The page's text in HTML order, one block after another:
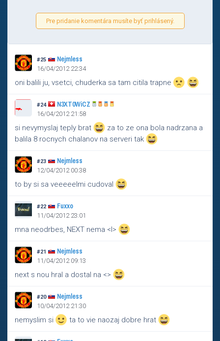
Pre pridanie komentára musíte byť prihlásený.
#25 Nejmless
16/04/2012 22:34
oni balili ju, vsetci, chuderka sa tam citila trapne
#24 N3XT0WiCZ
16/04/2012 21:58
si nevymyslaj teply brat
za to ze ona bola nadrzana a
balila 8 rocnych chalanov na serveri tak
#23 Nejmless
12/04/2012 00:38
to by si sa veeeeelmi cudoval
#22 Fuxxo
11/04/2012 23:01
mna neodrbes, NEXT nema <l>
#21 Nejmless
11/04/2012 09:13
next s nou hral a dostal na <>
#20 Nejmless
10/04/2012 21:30
nemyslim si ta to vie naozaj dobre hrat